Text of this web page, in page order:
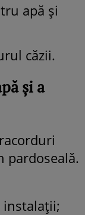
apă și
căzii.
și a
pardoseală.
instalații;